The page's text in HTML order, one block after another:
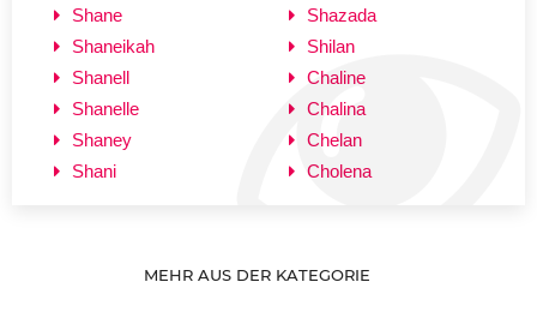
Shane
Shaneikah
Shanell
Shanelle
Shaney
Shani
Shazada
Shilan
Chaline
Chalina
Chelan
Cholena
MEHR AUS DER KATEGORIE